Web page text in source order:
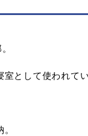
として使われて